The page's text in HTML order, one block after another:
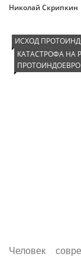
Николай Скрипкин
ИСХОД
КАТАСТРОФА НА
Человек